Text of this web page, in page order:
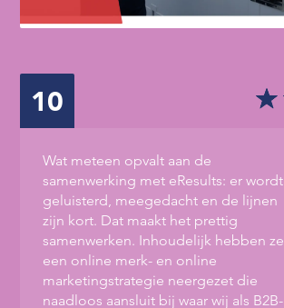
10
Wat meteen opvalt aan de
samenwerking met eResults: er wordt
geluisterd, meegedacht en de lijnen
zijn kort. Dat maakt het prettig
samenwerken. Inhoudelijk hebben ze
een online merk- en online
marketingstrategie neergezet die
naadloos aansluit bij waar wij als B2B-